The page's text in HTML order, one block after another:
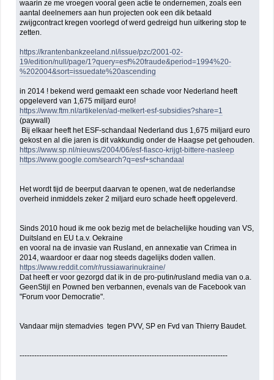
waarin ze me vroegen vooral geen actie te ondernemen, zoals een
aantal deelnemers aan hun projecten ook een dik betaald
zwijgcontract kregen voorlegd of werd gedreigd hun uitkering stop te
zetten.
https://krantenbankzeeland.nl/issue/pzc/2001-02-
19/edition/null/page/1?query=esf%20fraude&period=1994%20-
%202004&sort=issuedate%20ascending
in 2014 ! bekend werd gemaakt een schade voor Nederland heeft
opgeleverd van 1,675 miljard euro!
https://www.ftm.nl/artikelen/ad-melkert-esf-subsidies?share=1
(paywall)
Bij elkaar heeft het ESF-schandaal Nederland dus 1,675 miljard euro
gekost en al die jaren is dit vakkundig onder de Haagse pet gehouden.
https://www.sp.nl/nieuws/2004/06/esf-fiasco-krijgt-bittere-nasleep
https://www.google.com/search?q=esf+schandaal
Het wordt tijd de beerput daarvan te openen, wat de nederlandse
overheid inmiddels zeker 2 miljard euro schade heeft opgeleverd.
Sinds 2010 houd ik me ook bezig met de belachelijke houding van VS,
Duitsland en EU t.a.v. Oekraine
en vooral na de invasie van Rusland, en annexatie van Crimea in
2014, waardoor er daar nog steeds dagelijks doden vallen.
https://www.reddit.com/r/russiawarinukraine/
Dat heeft er voor gezorgd dat ik in de pro-putin/rusland media van o.a.
GeenStijl en Powned ben verbannen, evenals van de Facebook van
"Forum voor Democratie".
Vandaar mijn stemadvies tegen PVV, SP en Fvd van Thierry Baudet.
-------------------------------------------------------------------------------------